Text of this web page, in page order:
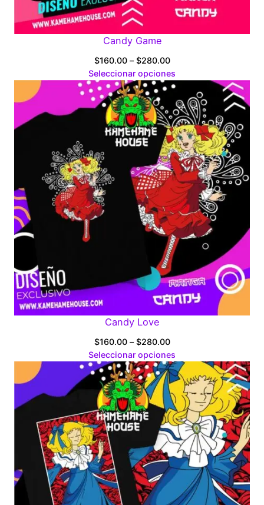
Candy Game
$160.00 – $280.00Price
range:
$160.00
through
$280.00
Seleccionar opciones
Candy Love
$160.00 – $280.00Price
range:
$160.00
through
$280.00
Seleccionar opciones